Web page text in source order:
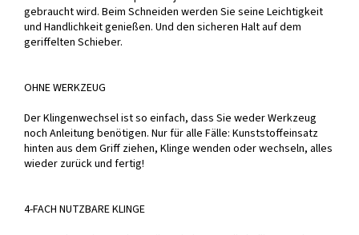
gebraucht wird. Beim Schneiden werden Sie seine Leichtigkeit
und Handlichkeit genießen. Und den sicheren Halt auf dem
geriffelten Schieber.
OHNE WERKZEUG
Der Klingenwechsel ist so einfach, dass Sie weder Werkzeug
noch Anleitung benötigen. Nur für alle Fälle: Kunststoffeinsatz
hinten aus dem Griff ziehen, Klinge wenden oder wechseln, alles
wieder zurück und fertig!
4-FACH NUTZBARE KLINGE